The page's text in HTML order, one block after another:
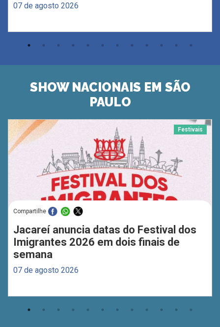
07 de agosto 2026
SHOW NACIONAIS EM SÃO
PAULO
Festivais
Compartilhe
Jacareí anuncia datas do Festival dos
Imigrantes 2026 em dois finais de
semana
07 de agosto 2026